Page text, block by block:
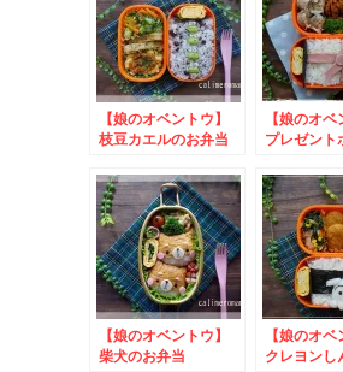
【娘のオベントウ】
枝豆カエルのお弁当
ピーうきうきイースタ
ー
【娘のオ
プレゼント
【娘のオベントウ】
柴犬のお弁当
【娘のオ
クレヨン